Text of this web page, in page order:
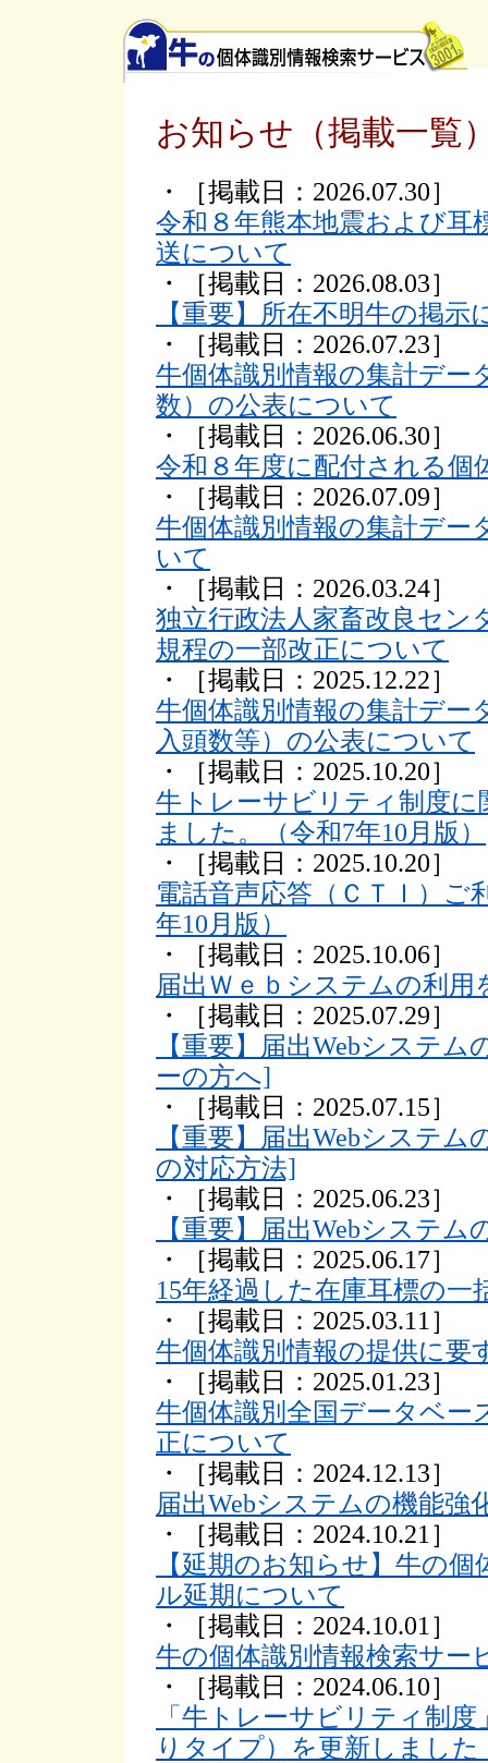
お知らせ（掲載一覧
・［掲載日：2026.07.30］
令和８年熊本地震および耳
送について
・［掲載日：2026.08.03］
【重要】所在不明牛の掲示
・［掲載日：2026.07.23］
牛個体識別情報の集計デー
数）の公表について
・［掲載日：2026.06.30］
令和８年度に配付される個
・［掲載日：2026.07.09］
牛個体識別情報の集計デー
いて
・［掲載日：2026.03.24］
独立行政法人家畜改良セン
規程の一部改正について
・［掲載日：2025.12.22］
牛個体識別情報の集計デー
入頭数等）の公表について
・［掲載日：2025.10.20］
牛トレーサビリティ制度
ました。（令和7年10月版）
・［掲載日：2025.10.20］
電話音声応答（ＣＴＩ）ご
年10月版）
・［掲載日：2025.10.06］
届出Ｗｅｂシステムの利
・［掲載日：2025.07.29］
【重要】届出Webシステ
ーの方へ]
・［掲載日：2025.07.15］
【重要】届出Webシステ
の対応方法]
・［掲載日：2025.06.23］
【重要】届出Webシステ
・［掲載日：2025.06.17］
15年経過した在庫耳標の
・［掲載日：2025.03.11］
牛個体識別情報の提供に要
・［掲載日：2025.01.23］
牛個体識別全国データベー
正について
・［掲載日：2024.12.13］
届出Webシステムの機能強
・［掲載日：2024.10.21］
【延期のお知らせ】牛の
ル延期について
・［掲載日：2024.10.01］
牛の個体識別情報検索サ
・［掲載日：2024.06.10］
「牛トレーサビリティ制
りタイプ）を更新しました